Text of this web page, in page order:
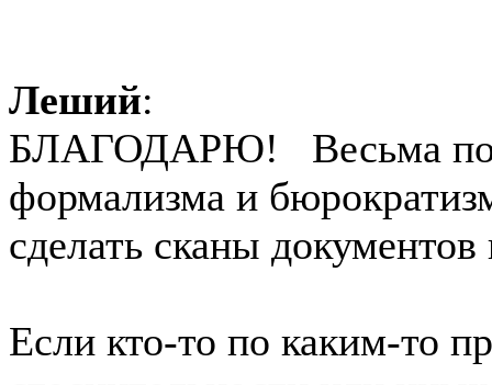
Леший:
БЛАГОДАРЮ! Весьма
формализма и
сделать сканы
Если кто-то по каким-то